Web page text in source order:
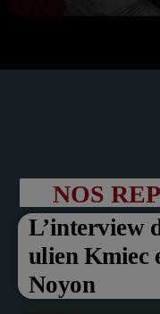
NOS
L’interview
ulien Kmiec
Noyon